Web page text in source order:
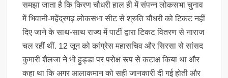
समझा जाता है कि किरण चौधरी हाल ही में संपन्न लोकसभा चुनाव
में भिवानी-महेंद्रगढ़ लोकसभा सीट से श्रुति चौधरी को टिकट नहीं
दिए जाने के साथ-साथ राज्य में पार्टी द्वारा टिकट वितरण से नाराज
चल रहीं थीं. 12 जून को कांग्रेस महासचिव और सिरसा से सांसद
कुमारी शैलजा ने भी हुड्डा पर परोक्ष रूप से कटाक्ष किया था और
कहा था कि अगर आलाकमान को सही जानकारी दी गई होती और